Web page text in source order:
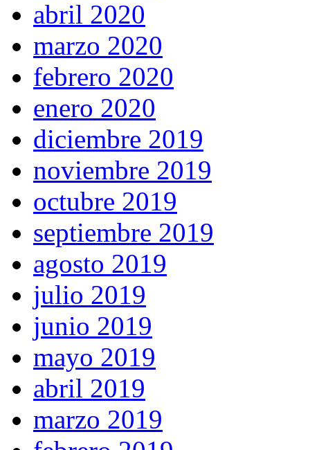
abril 2020
marzo 2020
febrero 2020
enero 2020
diciembre 2019
noviembre 2019
octubre 2019
septiembre 2019
agosto 2019
julio 2019
junio 2019
mayo 2019
abril 2019
marzo 2019